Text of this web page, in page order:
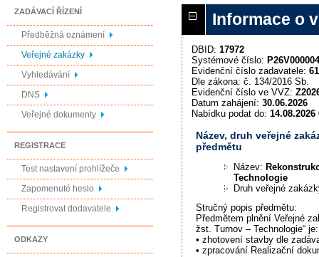
ZADÁVACÍ ŘÍZENÍ
Předběžná oznámení
Veřejné zakázky
Vyhledávání
DNS
Veřejné dokumenty
REGISTRACE
Test nastavení prohlížeče
Zapomenuté heslo
Registrovat dodavatele
ODKAZY
Informace o
DBID: 17972
Systémové číslo:
Evidenční číslo zadavatele:
Dle zákona: č. 134/2016 Sb.
Evidenční číslo ve VVZ:
Datum zahájení: 30.06.2026
Nabídku podat do: 14.08.2026
Název, druh veřejné
předmětu
Název:
Technologie
Druh veřejné
Stručný popis předmětu:
Předmětem plnění Veřejné
žst. Turnov – Technologie“ je:
• zhotovení stavby dle
• zpracování Realizační